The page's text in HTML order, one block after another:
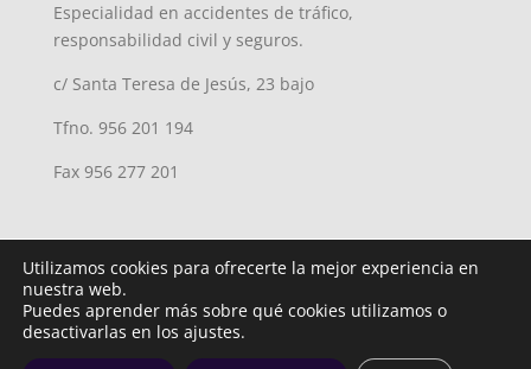
Especialidad en accidentes de tráfico,
responsabilidad civil y seguros.
c/ Santa Teresa de Jesús, 23 bajo
Tfno. 956 201 194
Fax 956 277 201
iNova Cloud. © Todos los derechos reservados.
Utilizamos cookies para ofrecerte la mejor experiencia en
nuestra web.
Puedes aprender más sobre qué cookies utilizamos o
desactivarlas en los ajustes.